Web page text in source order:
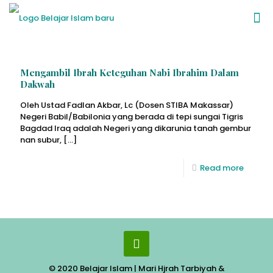
Mengambil Ibrah Keteguhan Nabi Ibrahim Dalam
Dakwah
Oleh Ustad Fadlan Akbar, Lc (Dosen STIBA Makassar)
Negeri Babil/Babilonia yang berada di tepi sungai Tigris
Bagdad Iraq adalah Negeri yang dikarunia tanah gembur
nan subur, […]
Read more
© 2020 Belajar Islam | Mari Hjrah Tarbiyah &